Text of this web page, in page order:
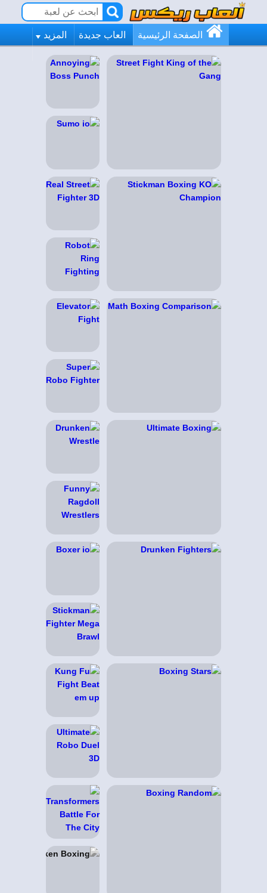
الصفحة الرئيسية العاب جديدة المزيد